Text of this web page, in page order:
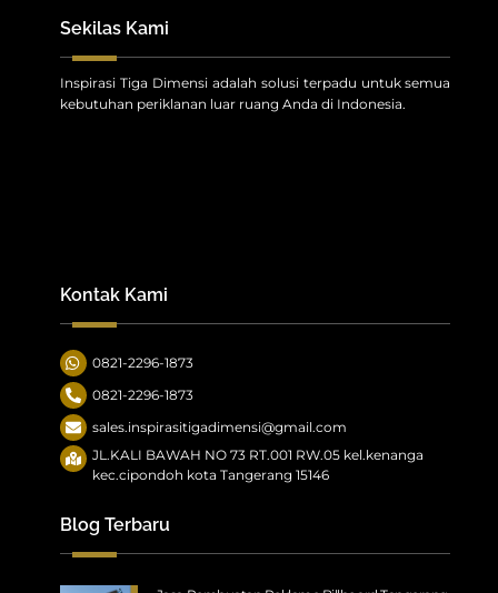
Sekilas Kami
Inspirasi Tiga Dimensi adalah solusi terpadu untuk semua
kebutuhan periklanan luar ruang Anda di Indonesia.
Kontak Kami
0821-2296-1873
0821-2296-1873
sales.inspirasitigadimensi@gmail.com
JL.KALI BAWAH NO 73 RT.001 RW.05 kel.kenanga
kec.cipondoh kota Tangerang 15146
Blog Terbaru